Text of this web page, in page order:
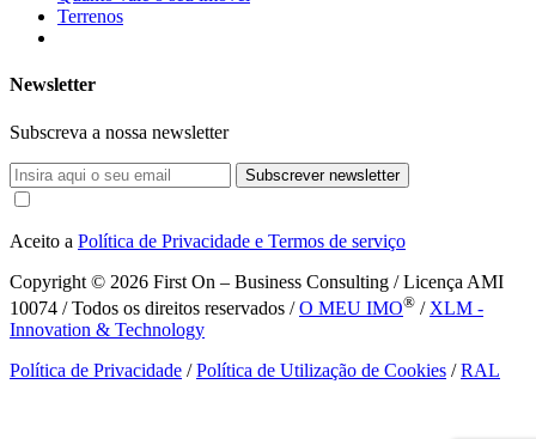
Terrenos
Newsletter
Subscreva a nossa newsletter
Subscrever newsletter
Aceito a Política de Privacidade e Termos de serviço
Copyright © 2026 First On – Business Consulting / Licença AMI
10074 / Todos os direitos reservados /O MEU IMO® / XLM -
Innovation & Technology
Política de Privacidade /Política de Utilização de Cookies /RAL